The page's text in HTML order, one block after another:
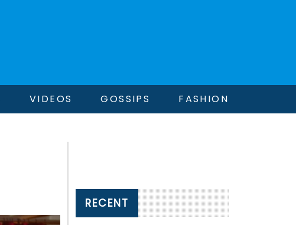
VIDEOS GOSSIPS FASHION
RECENT